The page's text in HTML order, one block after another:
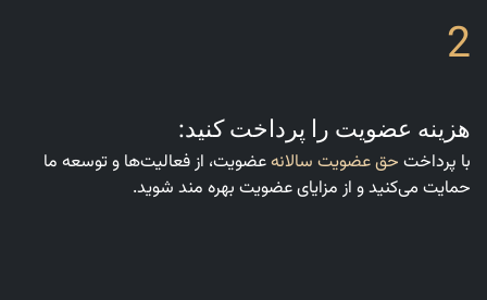
2
هزینه عضویت را پرداخت کنید:
با پرداخت حق عضویت سالانهعضویت، از فعالیت‌ها و توسعه ما
حمایت می‌کنید و از مزایای عضویت بهره مند شوید.